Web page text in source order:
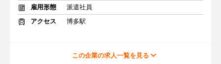
雇用形態
派遣社員
アクセス
博多駅
この企業の求人一覧を見る